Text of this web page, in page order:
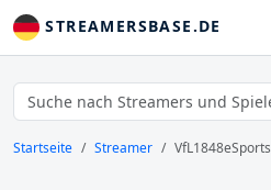
STREAMERSBASE.DE
Startseite Streamer VfL1848eSports